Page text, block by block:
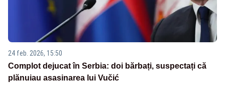
24 feb. 2026, 15:50
Complot dejucat în Serbia: doi bărbați, suspectați că
plănuiau asasinarea lui Vučić